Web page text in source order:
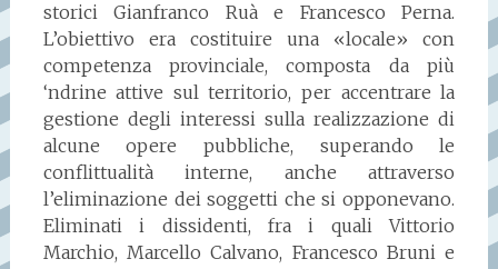
storici Gianfranco Ruà e Francesco Perna.
L’obiettivo era costituire una «locale» con
competenza provinciale, composta da più
‘ndrine attive sul territorio, per accentrare la
gestione degli interessi sulla realizzazione di
alcune opere pubbliche, superando le
conflittualità interne, anche attraverso
l’eliminazione dei soggetti che si opponevano.
Eliminati i dissidenti, fra i quali Vittorio
Marchio, Marcello Calvano, Francesco Bruni e